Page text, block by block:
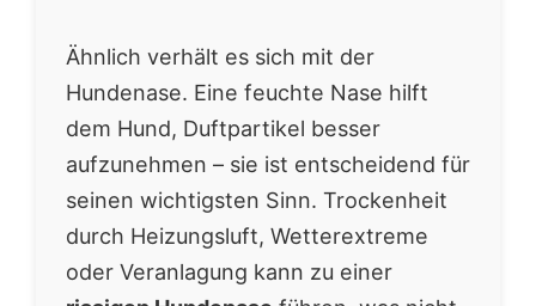
Ähnlich verhält es sich mit der
Hundenase. Eine feuchte Nase hilft
dem Hund, Duftpartikel besser
aufzunehmen – sie ist entscheidend für
seinen wichtigsten Sinn. Trockenheit
durch Heizungsluft, Wetterextreme
oder Veranlagung kann zu einer